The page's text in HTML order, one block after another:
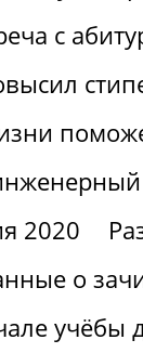
с
2020
о
учёбы